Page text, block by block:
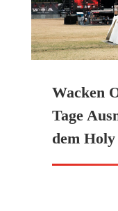
Wacken
Tage
dem